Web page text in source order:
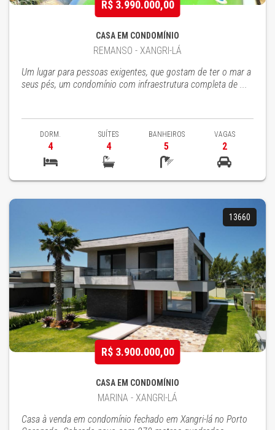
R$ 3.990.000,00
CASA EM CONDOMÍNIO
REMANSO - XANGRI-LÁ
Um lugar para pessoas exigentes, que gostam de ter o mar a
seus pés, um condomínio com infraestrutura completa de ...
DORM.
4
SUÍTES
4
BANHEIROS
5
VAGAS
2
13660
R$ 3.900.000,00
CASA EM CONDOMÍNIO
MARINA - XANGRI-LÁ
Casa à venda em condomínio fechado em Xangri-lá no Porto